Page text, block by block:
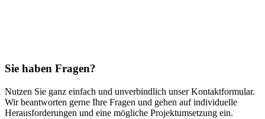
Sie haben Fragen?
Nutzen Sie ganz einfach und unverbindlich unser Kontaktformular.
Wir beantworten gerne Ihre Fragen und gehen auf individuelle
Herausforderungen und eine mögliche Projektumsetzung ein.